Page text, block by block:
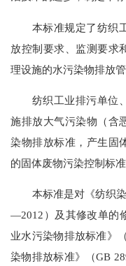
本标准规定了纺织
放控制要求、监测要求
理设施的水污染物排放
纺织工业排污单位
施排放大气污染物（含
染物排放标准，产生固
的固体废物污染控制标准
本标准是对《纺织
—2012）及其修改单的
业水污染物排放标准》
染物排放标准》（GB